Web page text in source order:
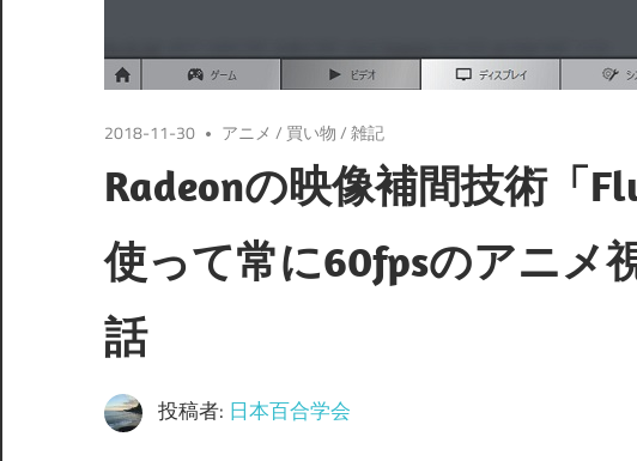
2018-11-30 アニメ / 買い物/雑記
Radeonの映像補間技術「
使って常に60fpsのアニメ
話
投稿者: 日本百合学会